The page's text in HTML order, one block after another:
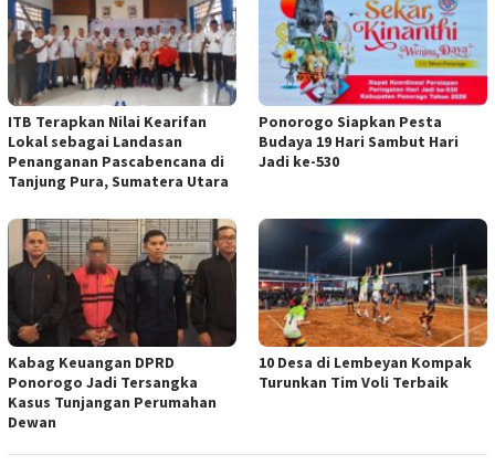
ITB Terapkan Nilai Kearifan
Lokal sebagai Landasan
Penanganan Pascabencana di
Tanjung Pura, Sumatera Utara
Ponorogo Siapkan Pesta
Budaya 19 Hari Sambut Hari
Jadi ke-530
Kabag Keuangan DPRD
Ponorogo Jadi Tersangka
Kasus Tunjangan Perumahan
Dewan
10 Desa di Lembeyan Kompak
Turunkan Tim Voli Terbaik